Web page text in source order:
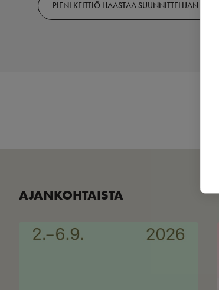
PIENI KEITTIÖ HAASTAA SUUNNITTELIJAN
AJANKOHTAISTA